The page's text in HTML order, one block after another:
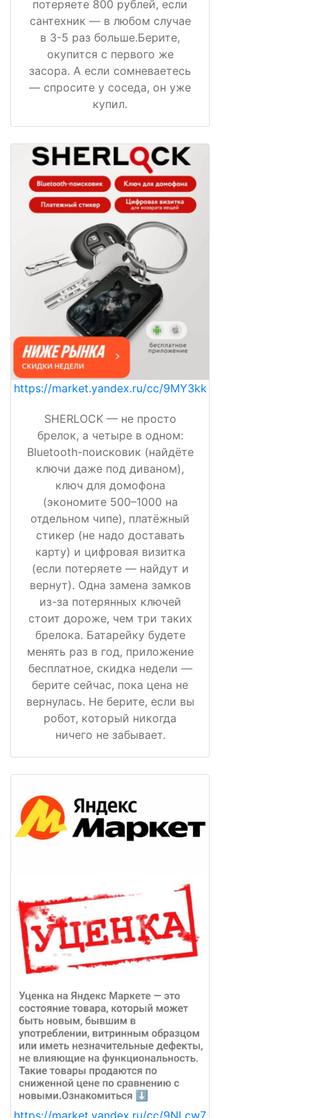
потеряете 800 рублей, если
сантехник — в любом случае
в 3-5 раз больше.Берите,
окупится с первого же
засора. А если сомневаетесь
— спросите у соседа, он уже
купил.
https://market.yandex.ru/cc/9MY3kk
SHERLOCK — не просто
брелок, а четыре в одном:
Bluetooth-поисковик (найдёте
ключи даже под диваном),
ключ для домофона
(экономите 500–1000 на
отдельном чипе), платёжный
стикер (не надо доставать
карту) и цифровая визитка
(если потеряете — найдут и
вернут). Одна замена замков
из-за потерянных ключей
стоит дороже, чем три таких
брелока. Батарейку будете
менять раз в год, приложение
бесплатное, скидка недели —
берите сейчас, пока цена не
вернулась. Не берите, если вы
робот, который никогда
ничего не забывает.
https://market.yandex.ru/cc/9NLcw7